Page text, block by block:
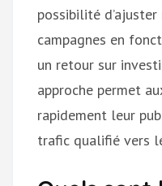
possibilité
campagnes en
un retour sur
approche permet
rapidement leur
trafic qualifié vers